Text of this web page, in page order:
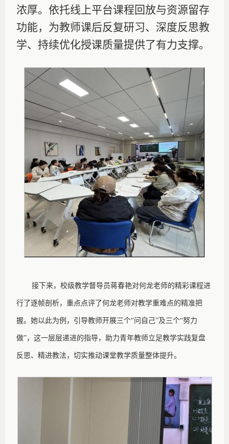
浓厚。依托线上平台课程回放与资源留存
功能，为教师课后反复研习、深度反思教
学、持续优化授课质量提供了有力支撑。
接下来，校级教学督导员蒋春艳对何龙老师的精彩课程进
行了逐帧剖析，重点点评了何龙老师对教学重难点的精准把
握。她以此为例，引导教师开展三个“问自己”及三个“努力
做”，这一层层递进的指导，助力青年教师立足教学实践复盘
反思、精进教法，切实推动课堂教学质量整体提升。